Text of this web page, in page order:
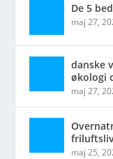
De 5
maj 27,
danske
økologi
maj 27,
maj 25,